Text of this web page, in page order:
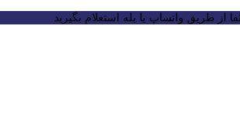
از طریق واتساپ یا بله استعلام بگیرید